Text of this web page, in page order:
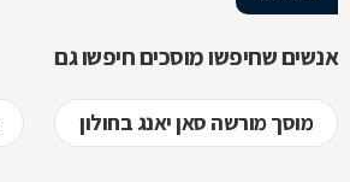
אנשים שחיפשו מוסכים חיפשו גם
מוסך מורשה סאן יאנג בחולון